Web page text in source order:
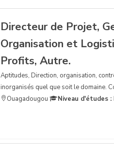
Directeur de Projet,
Organisation et
Profits, Autre.
Aptitudes, Direction, organisation,
inorganisés quel que soit le domaine.
Ouagadougou
Niveau d'études :